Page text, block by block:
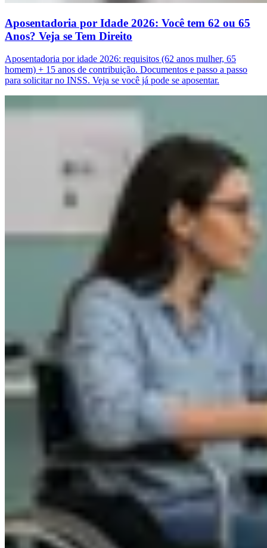
Aposentadoria por Idade 2026: Você tem 62 ou 65
Anos? Veja se Tem Direito
Aposentadoria por idade 2026: requisitos (62 anos mulher, 65
homem) + 15 anos de contribuição. Documentos e passo a passo
para solicitar no INSS. Veja se você já pode se aposentar.